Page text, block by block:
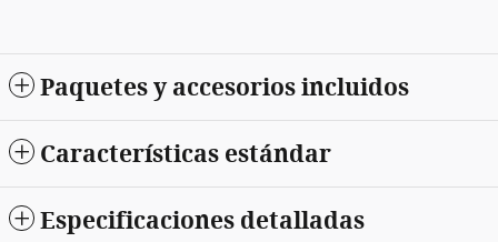
Paquetes y accesorios incluidos
Características estándar
Especificaciones detalladas